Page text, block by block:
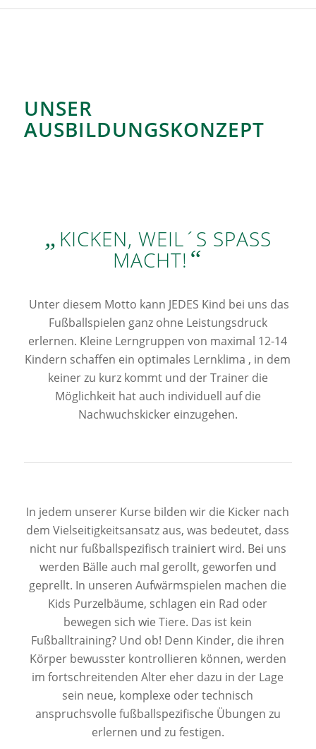
UNSER
AUSBILDUNGSKONZEPT
„ KICKEN, WEIL´S SPASS M
ACHT! “
Unter diesem Motto kann JEDES Kind bei uns das
Fußballspielen ganz ohne Leistungsdruck
erlernen. Kleine Lerngruppen von maximal 12-14
Kindern schaffen ein optimales Lernklima , in dem
keiner zu kurz kommt und der Trainer die
Möglichkeit hat auch individuell auf die
Nachwuchskicker einzugehen.
In jedem unserer Kurse bilden wir die Kicker nach
dem Vielseitigkeitsansatz aus, was bedeutet, dass
nicht nur fußballspezifisch trainiert wird. Bei uns
werden Bälle auch mal gerollt, geworfen und
geprellt. In unseren Aufwärmspielen machen die
Kids Purzelbäume, schlagen ein Rad oder
bewegen sich wie Tiere. Das ist kein
Fußballtraining? Und ob! Denn Kinder, die ihren
Körper bewusster kontrollieren können, werden
im fortschreitenden Alter eher dazu in der Lage
sein neue, komplexe oder technisch
anspruchsvolle fußballspezifische Übungen zu
erlernen und zu festigen.